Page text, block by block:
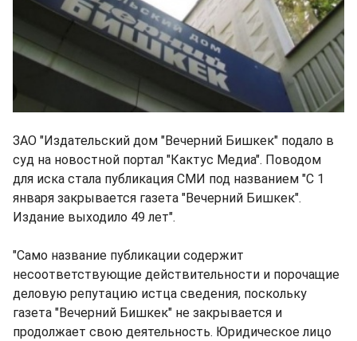
ЗАО "Издательский дом "Вечерний Бишкек" подало в
суд на новостной портал "Кактус Медиа". Поводом
для иска стала публикация СМИ под названием "С 1
января закрывается газета "Вечерний Бишкек".
Издание выходило 49 лет".
"Само название публикации содержит
несоответствующие действительности и порочащие
деловую репутацию истца сведения, поскольку
газета "Вечерний Бишкек" не закрывается и
продолжает свою деятельность. Юридическое лицо